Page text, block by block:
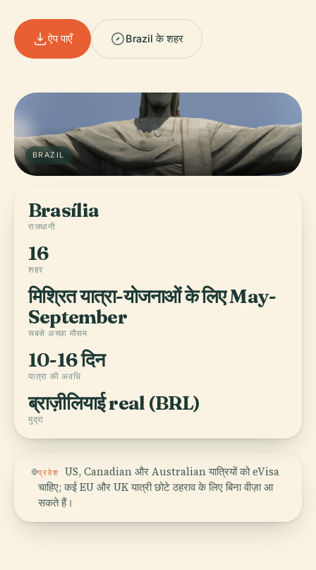
ऐप पाएँ Brazil के शहर
BRAZIL
Brasília
राजधानी
16
शहर
मिश्रित यात्रा-योजनाओं के लिए May-
September
सबसे अच्छा मौसम
10-16 दिन
यात्रा की अवधि
ब्राज़ीलियाई real (BRL)
मुद्रा
प्रवेश
US, Canadian और Australian यात्रियों को eVisa
चाहिए; कई EU और UK यात्री छोटे ठहराव के लिए बिना वीज़ा आ
सकते हैं।